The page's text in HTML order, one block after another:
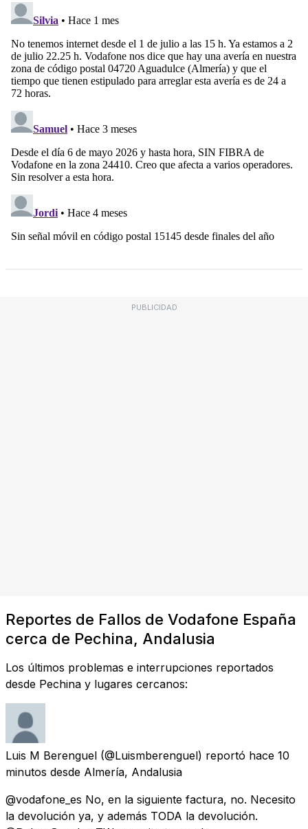
PUBLICIDAD
Reportes de Fallos de Vodafone España
cerca de Pechina, Andalusia
Los últimos problemas e interrupciones reportados
desde Pechina y lugares cercanos:
Luis M Berenguel (@Luismberenguel) reportó hace 10
minutos desde Almería, Andalusia
@vodafone_es No, en la siguiente factura, no. Necesito
la devolución ya, y además TODA la devolución.